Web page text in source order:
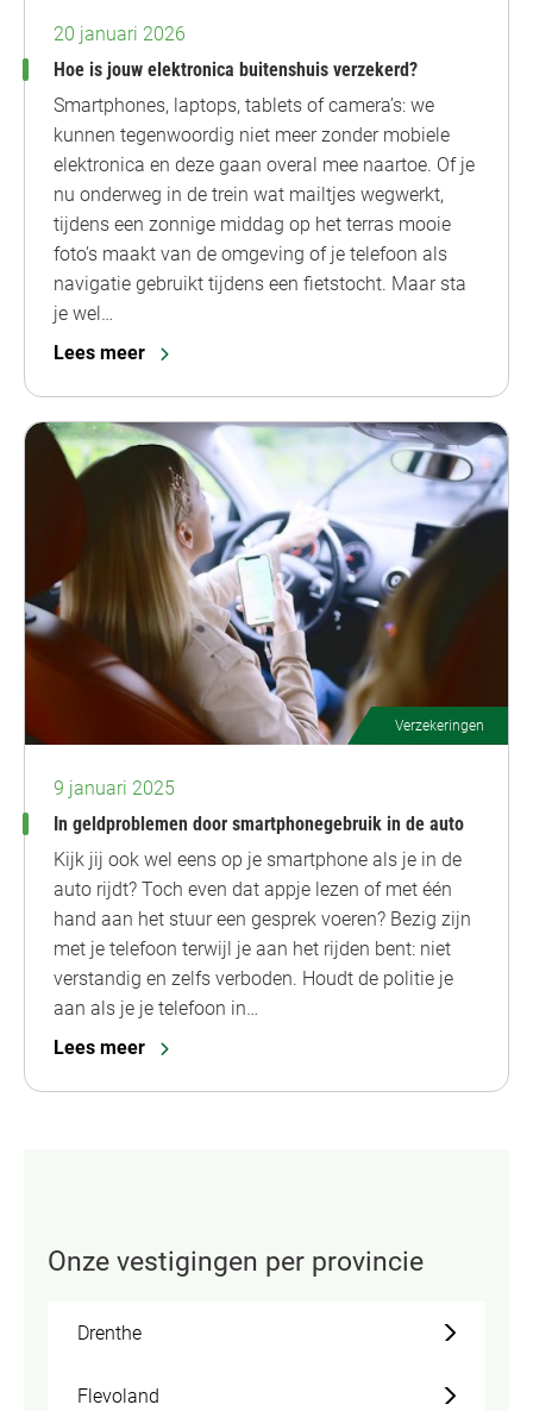
20 januari 2026
Hoe is jouw elektronica buitenshuis verzekerd?
Smartphones, laptops, tablets of camera’s: we
kunnen tegenwoordig niet meer zonder mobiele
elektronica en deze gaan overal mee naartoe. Of je
nu onderweg in de trein wat mailtjes wegwerkt,
tijdens een zonnige middag op het terras mooie
foto’s maakt van de omgeving of je telefoon als
navigatie gebruikt tijdens een fietstocht. Maar sta
je wel…
Lees meer
Verzekeringen
9 januari 2025
In geldproblemen door smartphonegebruik in de auto
Kijk jij ook wel eens op je smartphone als je in de
auto rijdt? Toch even dat appje lezen of met één
hand aan het stuur een gesprek voeren? Bezig zijn
met je telefoon terwijl je aan het rijden bent: niet
verstandig en zelfs verboden. Houdt de politie je
aan als je je telefoon in…
Lees meer
Onze vestigingen per provincie
Drenthe
Flevoland